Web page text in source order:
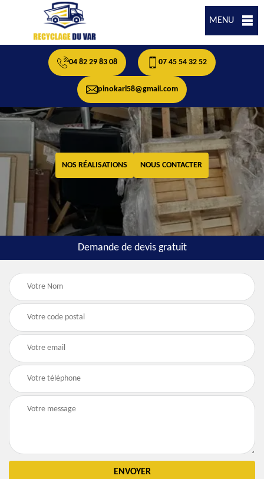
MENU
04 82 29 83 08 07 45 54 32 52
pinokarl58@gmail.com
NOS RÉALISATIONS NOUS CONTACTER
Demande de devis gratuit